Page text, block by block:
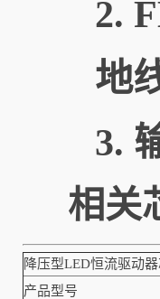
2.
地
3.
相
降压型LED恒流驱动
产品型号